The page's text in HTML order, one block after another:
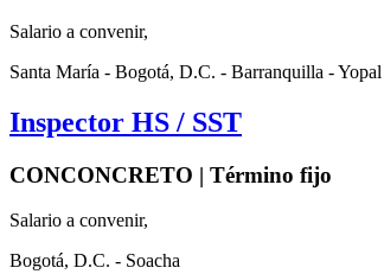
Salario a convenir,
Santa María - Bogotá, D.C. - Barranquilla - Yopal
Inspector HS / SST
CONCONCRETO | Término fijo
Salario a convenir,
Bogotá, D.C. - Soacha